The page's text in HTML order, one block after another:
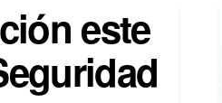
este